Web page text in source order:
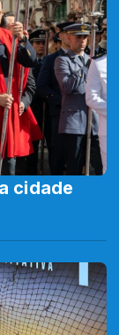
cidade